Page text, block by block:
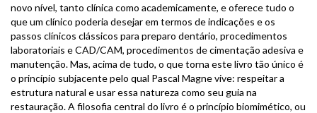
novo nível, tanto clínica como academicamente, e oferece tudo o
que um clínico poderia desejar em termos de indicações e os
passos clínicos clássicos para preparo dentário, procedimentos
laboratoriais e CAD/CAM, procedimentos de cimentação adesiva e
manutenção. Mas, acima de tudo, o que torna este livro tão único é
o princípio subjacente pelo qual Pascal Magne vive: respeitar a
estrutura natural e usar essa natureza como seu guia na
restauração. A filosofia central do livro é o princípio biomimético, ou